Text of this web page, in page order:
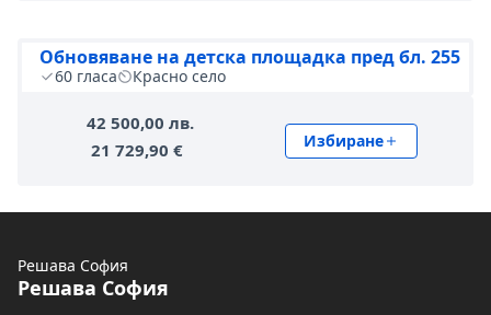
Обновяване на детска площадка пред бл. 255
60 гласа Красно село
42 500,00 лв.
21 729,90 €
Избиране
Решава София
Решава София